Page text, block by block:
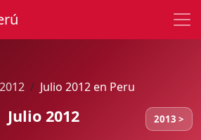
Julio 2012 en Peru
Julio 2012 2013 >